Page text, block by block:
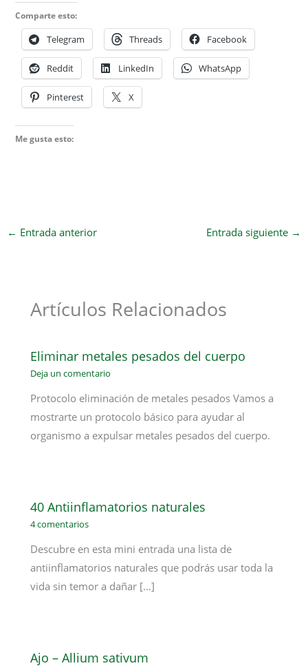
Comparte esto:
Telegram Threads Facebook
Reddit LinkedIn WhatsApp
Pinterest X
Me gusta esto:
← Entrada anterior Entrada siguiente →
Artículos Relacionados
Eliminar metales pesados del cuerpo
Deja un comentario
Protocolo eliminación de metales pesados Vamos a
mostrarte un protocolo básico para ayudar al
organismo a expulsar metales pesados del cuerpo.
40 Antiinflamatorios naturales
4 comentarios
Descubre en esta mini entrada una lista de
antiinflamatorios naturales que podrás usar toda la
vida sin temor a dañar […]
Ajo – Allium sativum